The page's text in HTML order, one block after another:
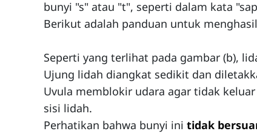
bunyi "s" atau "t", seperti dalam kata
Berikut adalah panduan untuk
Seperti yang terlihat pada gambar (b),
Ujung lidah diangkat sedikit dan
Uvula memblokir udara agar tidak
sisi lidah.
Perhatikan bahwa bunyi ini tidak